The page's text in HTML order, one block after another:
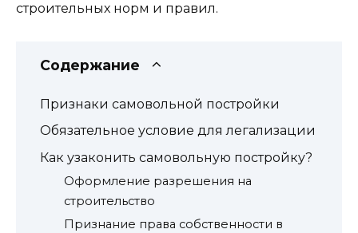
строительных норм и правил.
Содержание
Признаки самовольной постройки
Обязательное условие для легализации
Как узаконить самовольную постройку?
Оформление разрешения на
строительство
Признание права собственности в